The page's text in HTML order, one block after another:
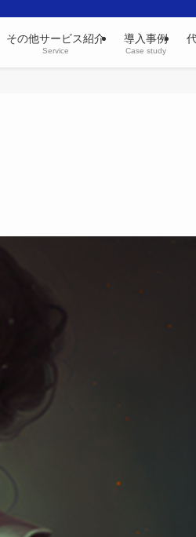
その他サービス紹介
Service
導入事例
Case study